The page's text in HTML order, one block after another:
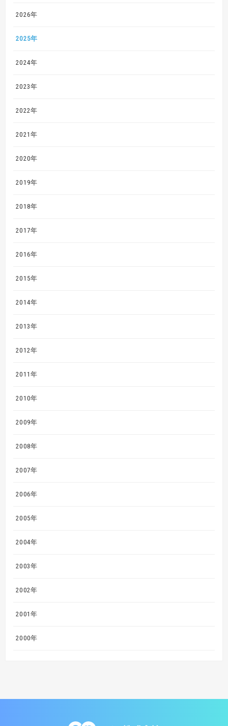
2026年
2025年
2024年
2023年
2022年
2021年
2020年
2019年
2018年
2017年
2016年
2015年
2014年
2013年
2012年
2011年
2010年
2009年
2008年
2007年
2006年
2005年
2004年
2003年
2002年
2001年
2000年